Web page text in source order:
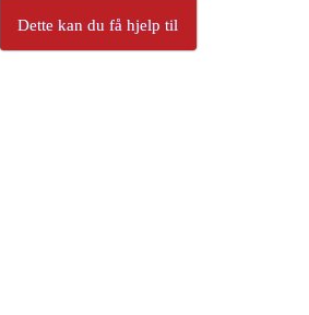
Dette kan du få hjelp til